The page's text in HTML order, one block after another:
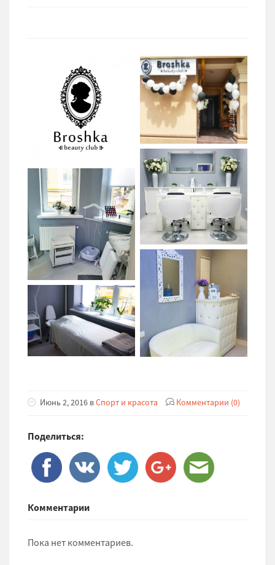
Июнь 2, 2016 вСпорт и красота Комментарии (0)
Поделиться:
Комментарии
Пока нет комментариев.